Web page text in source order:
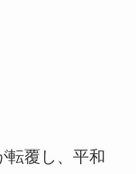
転覆し、平和